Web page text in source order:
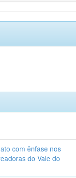
com ênfase nos
do Vale do